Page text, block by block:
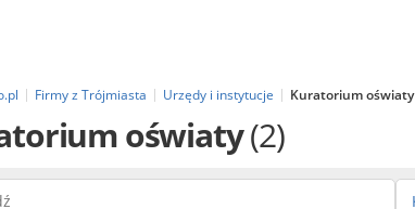
Firmy z Trójmiasta Urzędy i instytucje Kuratorium oświaty
oświaty(2)